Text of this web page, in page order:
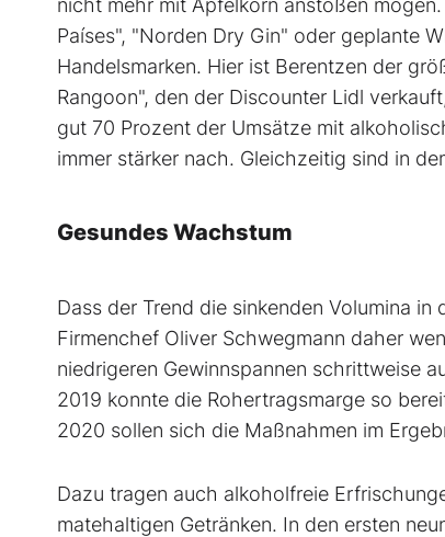
nicht mehr mit Apfelkorn anstoßen
Países", "Norden Dry Gin" oder geplante
Handelsmarken. Hier ist Berentzen der
Rangoon", den der Discounter Lidl
gut 70 Prozent der Umsätze mit
immer stärker nach. Gleichzeitig sind in
Gesundes Wachstum
Dass der Trend die sinkenden Volumina
Firmenchef Oliver Schwegmann daher
niedrigeren Gewinnspannen schrittweise
2019 konnte die Rohertragsmarge so
2020 sollen sich die Maßnahmen im
Dazu tragen auch alkoholfreie
matehaltigen Getränken. In den ersten